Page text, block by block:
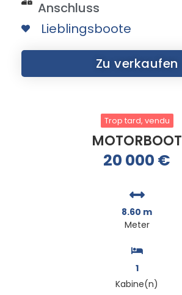
Anschluss
Lieblingsboote
Zu verkaufen
Trop tard, vendu
MOTORBOOT
20 000 €
8.60 m
Meter
1
Kabine(n)